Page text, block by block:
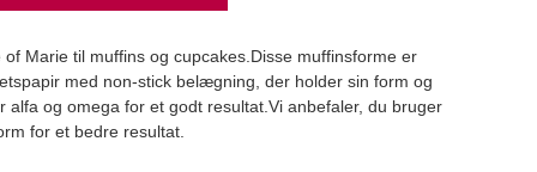
Marie til muffins og cupcakes.Disse muffinsforme er
med non-stick belægning, der holder sin form og
alfa og omega for et godt resultat.Vi anbefaler, du bruger
for et bedre resultat.